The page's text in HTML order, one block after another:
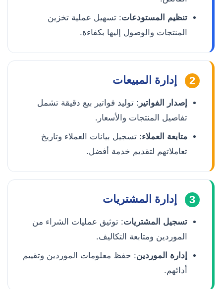
تنظيم المستودعات: تسهيل عملية تخزين
المنتجات والوصول إليها بكفاءة.
2 إدارة المبيعات
إصدار الفواتير : توليد فواتير بيع دقيقة تشمل
تفاصيل المنتجات والأسعار.
متابعة العملاء: تسجيل بيانات العملاء وتاريخ
تعاملاتهم لتقديم خدمة أفضل.
3 إدارة المشتريات
تسجيل المشتريات: توثيق عمليات الشراء من
الموردين ومتابعة التكاليف.
إدارة الموردين: حفظ معلومات الموردين وتقييم
أدائهم.